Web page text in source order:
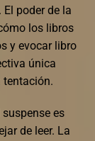
poder de la
los libros
y evocar libro
única
tentación.
es
de leer. La